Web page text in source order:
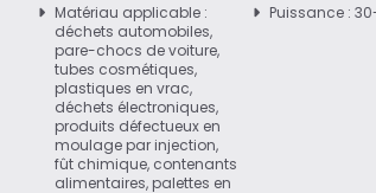
Matériau applicable :
déchets automobiles,
pare-chocs de voiture,
tubes cosmétiques,
plastiques en vrac,
déchets électroniques,
produits défectueux en
moulage par injection,
fût chimique, contenants
alimentaires, palettes en
Puissance :